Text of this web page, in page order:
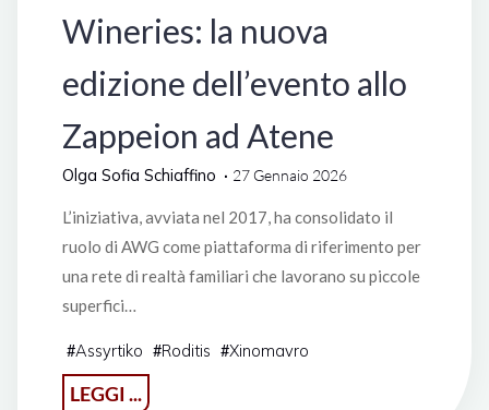
Wineries: la nuova
edizione dell’evento allo
Zappeion ad Atene
Olga Sofia Schiaffino 27 Gennaio 2026
L’iniziativa, avviata nel 2017, ha consolidato il
ruolo di AWG come piattaforma di riferimento per
una rete di realtà familiari che lavorano su piccole
superfici…
#Assyrtiko #Roditis #Xinomavro
LEGGI ...